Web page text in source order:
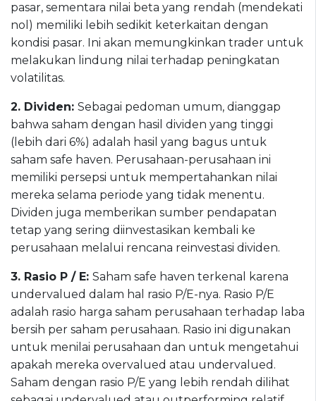
pasar, sementara nilai beta yang rendah (mendekati
nol) memiliki lebih sedikit keterkaitan dengan
kondisi pasar. Ini akan memungkinkan trader untuk
melakukan lindung nilai terhadap peningkatan
volatilitas.
2. Dividen: Sebagai pedoman umum, dianggap
bahwa saham dengan hasil dividen yang tinggi
(lebih dari 6%) adalah hasil yang bagus untuk
saham safe haven. Perusahaan-perusahaan ini
memiliki persepsi untuk mempertahankan nilai
mereka selama periode yang tidak menentu.
Dividen juga memberikan sumber pendapatan
tetap yang sering diinvestasikan kembali ke
perusahaan melalui rencana reinvestasi dividen.
3. Rasio P / E: Saham safe haven terkenal karena
undervalued dalam hal rasio P/E-nya. Rasio P/E
adalah rasio harga saham perusahaan terhadap laba
bersih per saham perusahaan. Rasio ini digunakan
untuk menilai perusahaan dan untuk mengetahui
apakah mereka overvalued atau undervalued.
Saham dengan rasio P/E yang lebih rendah dilihat